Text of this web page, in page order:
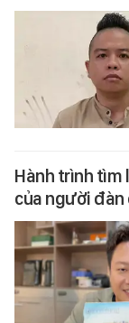
Hành trình tìm
của người đàn